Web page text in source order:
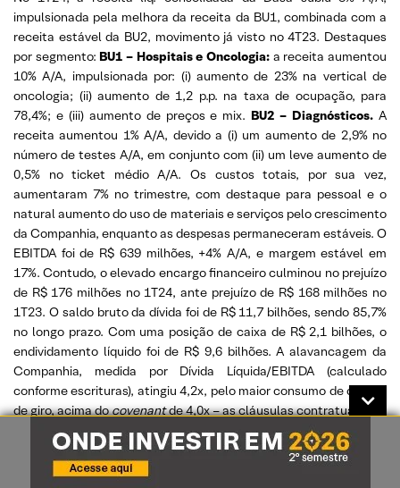
impulsionada pela melhora da receita da BU1, combinada com a
receita estável da BU2, movimento já visto no 4T23. Destaques
por segmento: BU1 – Hospitais e Oncologia: a receita aumentou
10% A/A, impulsionada por: (i) aumento de 23% na vertical de
oncologia; (ii) aumento de 1,2 p.p. na taxa de ocupação, para
78,4%; e (iii) aumento de preços e mix. BU2 – Diagnósticos.A
receita aumentou 1% A/A, devido a (i) um aumento de 2,9% no
número de testes A/A, em conjunto com (ii) um leve aumento de
0,5% no ticket médio A/A. Os custos totais, por sua vez,
aumentaram 7% no trimestre, com destaque para pessoal e o
natural aumento do uso de materiais e serviços pelo crescimento
da Companhia, enquanto as despesas permaneceram estáveis. O
EBITDA foi de R$ 639 milhões, +4% A/A, e margem estável em
17%. Contudo, o elevado encargo financeiro culminou no prejuízo
de R$ 176 milhões no 1T24, ante prejuízo de R$ 168 milhões no
1T23. O saldo bruto da dívida foi de R$ 11,7 bilhões, sendo 85,7%
no longo prazo. Com uma posição de caixa de R$ 2,1 bilhões, o
endividamento líquido foi de R$ 9,6 bilhões. A alavancagem da
Companhia, medida por Dívida Líquida/EBITDA (calculado
conforme escrituras), atingiu 4,2x, pelo maior consumo de capital
de giro, acima docovenantde 4,0x – as cláusulas contratuais são
descumpridas se a alavancagem for superior a 4,0x por dois
trimestres consecutivos. O atual patamar de alavancagem de
Dasa acaba comprometendo os seus resultados operacionais